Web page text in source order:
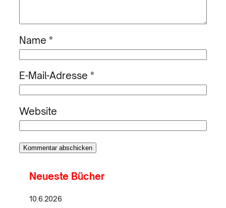
Name *
E-Mail-Adresse *
Website
Neueste Bücher
10.6.2026